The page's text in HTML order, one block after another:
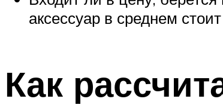
аксессуар в среднем
Как